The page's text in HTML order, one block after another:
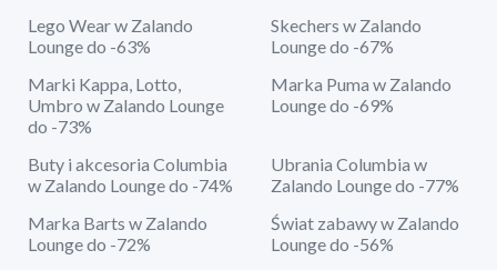
Lego Wear w Zalando
Lounge do -63%
Skechers w Zalando
Lounge do -67%
Marki Kappa, Lotto,
Umbro w Zalando Lounge
do -73%
Marka Puma w Zalando
Lounge do -69%
Buty i akcesoria Columbia
w Zalando Lounge do -74%
Ubrania Columbia w
Zalando Lounge do -77%
Marka Barts w Zalando
Lounge do -72%
Świat zabawy w Zalando
Lounge do -56%